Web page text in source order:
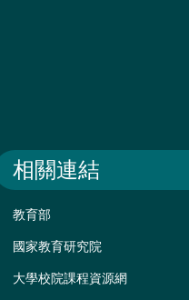
相關連結
教育部
國家教育研究院
大學校院課程資源網